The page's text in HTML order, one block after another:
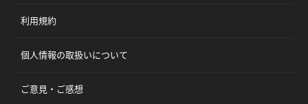
利用規約
個人情報の取扱いについて
ご意見・ご感想